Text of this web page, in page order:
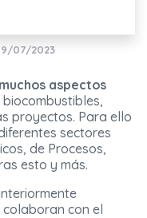
07/2023
aspectos
proyectos. Para ello
sectores
de Procesos,
esto y más.
con el